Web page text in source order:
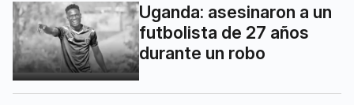
Uganda: asesinaron a un
futbolista de 27 años
durante un robo